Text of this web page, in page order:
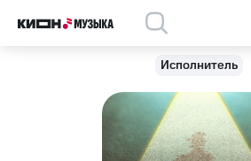
Исполнитель